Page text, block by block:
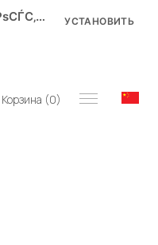
Корзина (0)
Zuma Р’Р»Р°РґРёРІРѕСЃС‚РѕРє УСТАНОВИТЬ